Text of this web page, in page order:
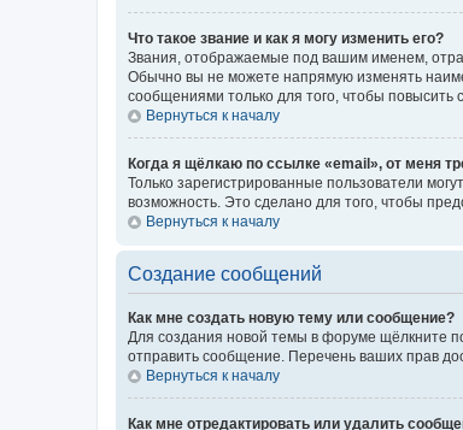
Что такое звание и как я могу изменить его?
Звания, отображаемые под вашим именем,
Обычно вы не можете напрямую изменять
сообщениями только для того, чтобы
Вернуться к началу
Когда я щёлкаю по ссылке «email», от меня
Только зарегистрированные пользователи
возможность. Это сделано для того, чтобы
Вернуться к началу
Создание сообщений
Как мне создать новую тему или сообщение?
Для создания новой темы в форуме щёлкните
отправить сообщение. Перечень ваших прав
Вернуться к началу
Как мне отредактировать или удалить